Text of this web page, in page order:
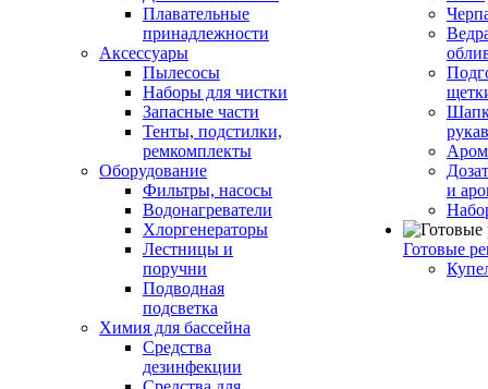
Плавательные
принадлежности
Аксессуары
Пылесосы
Наборы для чистки
Запасные части
Тенты, подстилки,
ремкомплекты
Оборудование
Фильтры, насосы
Водонагреватели
Хлоргенераторы
Лестницы и
поручни
Подводная
подсветка
Химия для бассейна
Средства
дезинфекции
и
Готовые